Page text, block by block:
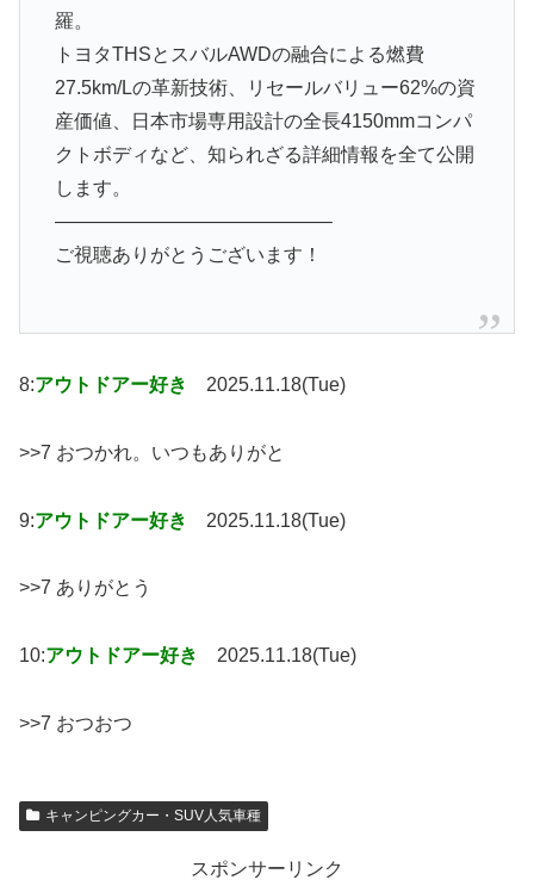
羅。
トヨタTHSとスバルAWDの融合による燃費
27.5km/Lの革新技術、リセールバリュー62%の資
産価値、日本市場専用設計の全長4150mmコンパ
クトボディなど、知られざる詳細情報を全て公開
します。
——————————————–
ご視聴ありがとうございます！
8:アウトドアー好き 2025.11.18(Tue)
>>7 おつかれ。いつもありがと
9:アウトドアー好き 2025.11.18(Tue)
>>7 ありがとう
10:アウトドアー好き 2025.11.18(Tue)
>>7 おつおつ
キャンピングカー・SUV人気車種
スポンサーリンク